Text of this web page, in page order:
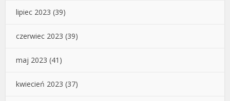
lipiec 2023 (39)
czerwiec 2023 (39)
maj 2023 (41)
kwiecień 2023 (37)